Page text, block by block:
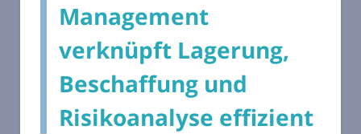
Management
verknüpft Lagerung,
Beschaffung und
Risikoanalyse effizient